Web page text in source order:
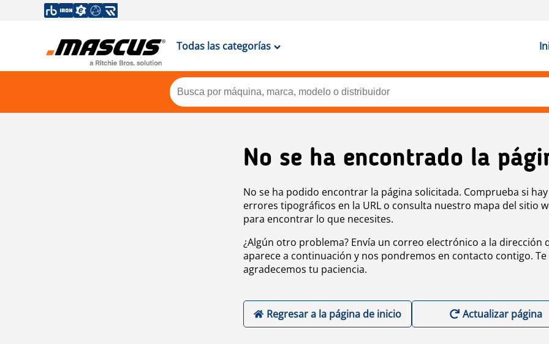
Todas las categorías
No se ha encontrado la
No se ha podido encontrar la página solicitada. Comprueba si hay
errores tipográficos en la URL o consulta nuestro mapa del sitio
para encontrar lo que necesites.
¿Algún otro problema? Envía un correo electrónico a la dirección
aparece a continuación y nos pondremos en contacto contigo. Te
agradecemos tu paciencia.
Regresar a la página de inicio Actualizar página